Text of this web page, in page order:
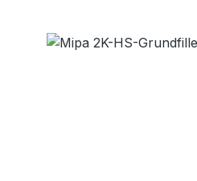
Bildergalerie überspringen